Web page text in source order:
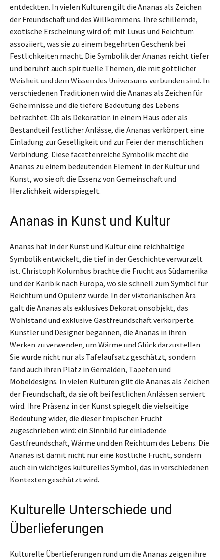
entdeckten. In vielen Kulturen gilt die Ananas als Zeichen
der Freundschaft und des Willkommens. Ihre schillernde,
exotische Erscheinung wird oft mit Luxus und Reichtum
assoziiert, was sie zu einem begehrten Geschenk bei
Festlichkeiten macht. Die Symbolik der Ananas reicht tiefer
und berührt auch spirituelle Themen, die mit göttlicher
Weisheit und dem Wissen des Universums verbunden sind. In
verschiedenen Traditionen wird die Ananas als Zeichen für
Geheimnisse und die tiefere Bedeutung des Lebens
betrachtet. Ob als Dekoration in einem Haus oder als
Bestandteil festlicher Anlässe, die Ananas verkörpert eine
Einladung zur Geselligkeit und zur Feier der menschlichen
Verbindung. Diese facettenreiche Symbolik macht die
Ananas zu einem bedeutenden Element in der Kultur und
Kunst, wo sie oft die Essenz von Gemeinschaft und
Herzlichkeit widerspiegelt.
Ananas in Kunst und Kultur
Ananas hat in der Kunst und Kultur eine reichhaltige
Symbolik entwickelt, die tief in der Geschichte verwurzelt
ist. Christoph Kolumbus brachte die Frucht aus Südamerika
und der Karibik nach Europa, wo sie schnell zum Symbol für
Reichtum und Opulenz wurde. In der viktorianischen Ära
galt die Ananas als exklusives Dekorationsobjekt, das
Wohlstand und exklusive Gastfreundschaft verkörperte.
Künstler und Designer begannen, die Ananas in ihren
Werken zu verwenden, um Wärme und Glück darzustellen.
Sie wurde nicht nur als Tafelaufsatz geschätzt, sondern
fand auch ihren Platz in Gemälden, Tapeten und
Möbeldesigns. In vielen Kulturen gilt die Ananas als Zeichen
der Freundschaft, da sie oft bei festlichen Anlässen serviert
wird. Ihre Präsenz in der Kunst spiegelt die vielseitige
Bedeutung wider, die dieser tropischen Frucht
zugeschrieben wird: ein Sinnbild für einladende
Gastfreundschaft, Wärme und den Reichtum des Lebens. Die
Ananas ist damit nicht nur eine köstliche Frucht, sondern
auch ein wichtiges kulturelles Symbol, das in verschiedenen
Kontexten geschätzt wird.
Kulturelle Unterschiede und
Überlieferungen
Kulturelle Überlieferungen rund um die Ananas zeigen ihre